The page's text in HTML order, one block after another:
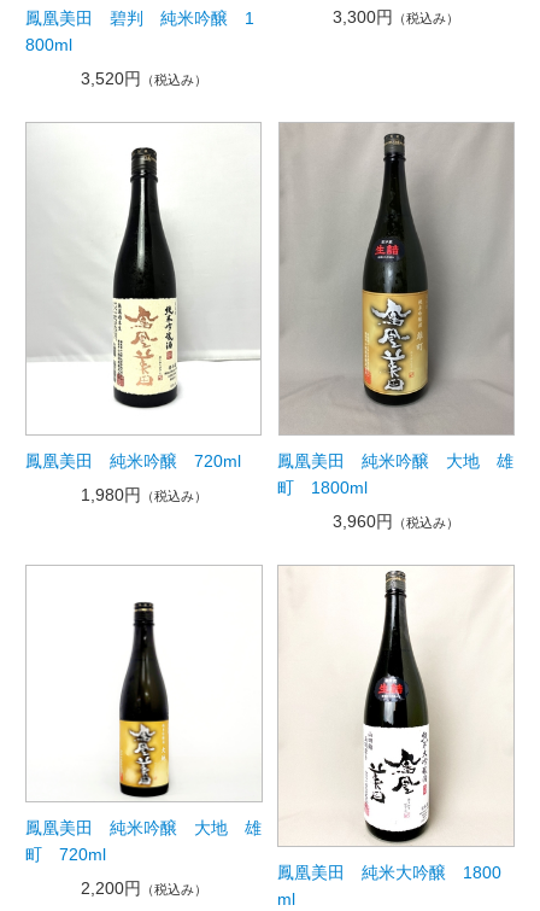
鳳凰美田 碧判 純米吟醸 1
800ml
3,520円
（税込み）
3,300円 （税込み）
鳳凰美田 純米吟醸 720ml
1,980円
（税込み）
鳳凰美田 純米吟醸 大地 雄
町 1800ml
3,960円
（税込み）
鳳凰美田 純米吟醸 大地 雄
町 720ml
2,200円
（税込み）
鳳凰美田 純米大吟醸 1800
ml